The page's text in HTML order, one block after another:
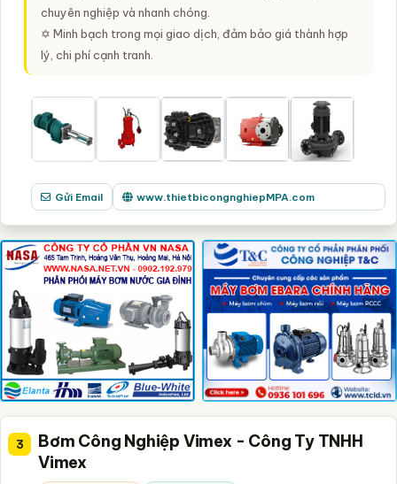
chuyên nghiệp và nhanh chóng.
✡ Minh bạch trong mọi giao dịch, đảm bảo giá thành hợp
lý, chi phí cạnh tranh.
Gửi Email www.thietbicongnghiepMPA.com
3
Bơm Công Nghiệp Vimex - Công Ty TNHH
Vimex